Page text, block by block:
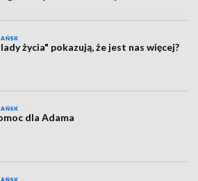
życia" pokazują, że jest nas więcej?
dla Adama